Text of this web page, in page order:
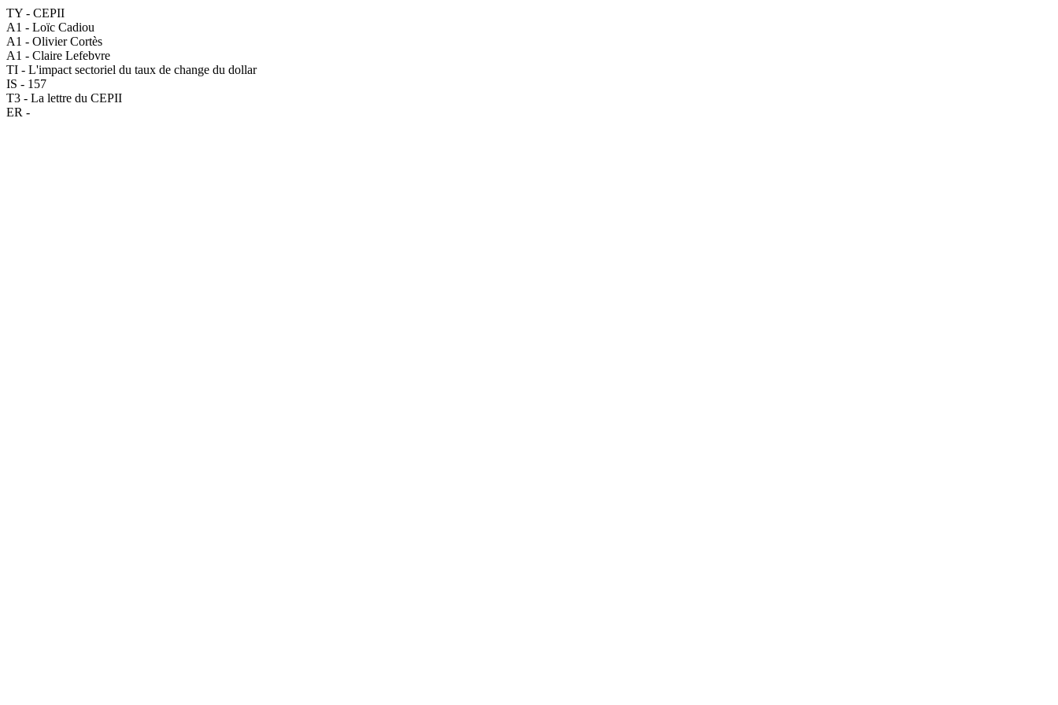
TY - CEPII
A1 - Loïc Cadiou
A1 - Olivier Cortès
A1 - Claire Lefebvre
TI - L'impact sectoriel du taux de change du dollar
IS - 157
T3 - La lettre du CEPII
ER -